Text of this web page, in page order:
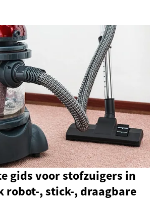
gids voor stofzuigers in
robot-, stick-, draagbare